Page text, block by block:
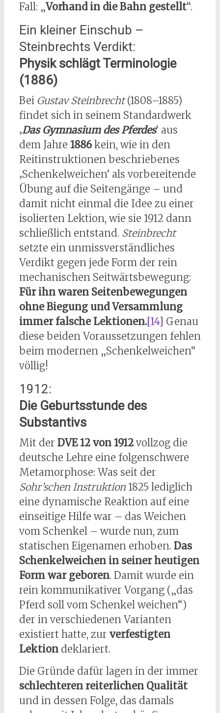
Fall: „Vorhand in die Bahn gestellt“.
Ein kleiner Einschub –
Steinbrechts Verdikt:
Physik schlägt Terminologie
(1886)
Bei Gustav Steinbrecht(1808–1885)
findet sich in seinem Standardwerk
‚Das Gymnasium des Pferdes‘ aus
dem Jahre 1886kein, wie in den
Reitinstruktionen beschriebenes
‚Schenkelweichen‘ als vorbereitende
Übung auf die Seitengänge – und
damit nicht einmal die Idee zu einer
isolierten Lektion, wie sie 1912 dann
schließlich entstand. Steinbrecht
setzte ein unmissverständliches
Verdikt gegen jede Form der rein
mechanischen Seitwärtsbewegung:
Für ihn waren Seitenbewegungen
ohne Biegung und Versammlung
immer falsche Lektionen.[14] Genau
diese beiden Voraussetzungen fehlen
beim modernen „Schenkelweichen“
völlig!
1912:
Die Geburtsstunde des
Substantivs
Mit der DVE 12 von 1912vollzog die
deutsche Lehre eine folgenschwere
Metamorphose: Was seit der
Sohr’schen Instruktion1825 lediglich
eine dynamische Reaktion auf eine
einseitige Hilfe war – das Weichen
vom Schenkel – wurde nun, zum
statischen Eigenamen erhoben. Das
Schenkelweichen in seiner heutigen
Form war geboren. Damit wurde ein
rein kommunikativer Vorgang („das
Pferd soll vom Schenkel weichen“)
der in verschiedenen Varianten
existiert hatte, zur verfestigten
Lektiondeklariert.
Die Gründe dafür lagen in der immer
schlechteren reiterlichen Qualität
und in dessen Folge, das damals